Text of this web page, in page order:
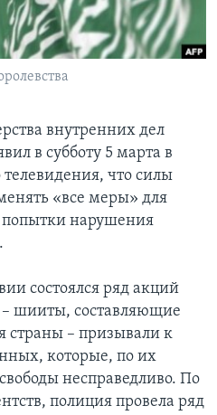
внутренних дел
в субботу 5 марта в
телевидения, что силы
«все меры» для
нарушения
состоялся ряд акций
– шииты, составляющие
страны – призывали к
которые, по их
несправедливо. По
полиция провела ряд